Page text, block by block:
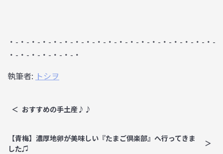
・-・-・-・-・-・-・-・-・-・-・-・-・-・-・-・-・-・-・-
・-・-・-・-・-・-・
執筆者: トシヲ
おすすめの手土産♪♪
【青梅】濃厚地卵が美味しい『たまご倶楽部』へ行ってきま
した♫